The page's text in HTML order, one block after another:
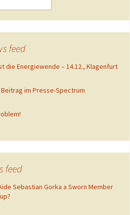
feed
die Energiewende – 14.12., Klagenfurt
im Presse-Spectrum
feed
Sebastian Gorka a Sworn Member